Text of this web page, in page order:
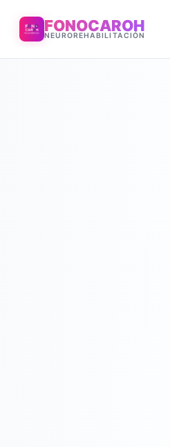
FONOCAROH
NEUROREHABILITACIÓN